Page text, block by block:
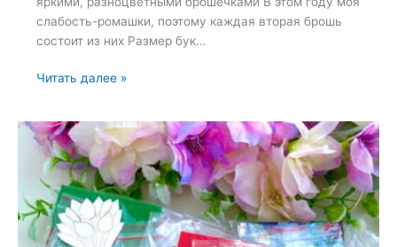
слабость-ромашки, поэтому каждая вторая брошь
состоит из них Размер бук…
Броши:
и
Ромашки
Читать далее »